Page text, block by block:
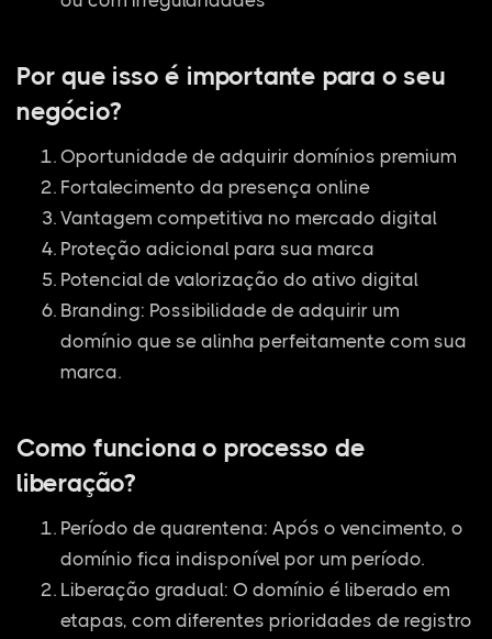
Por que isso é importante para o seu
negócio?
Oportunidade de adquirir domínios premium
Fortalecimento da presença online
Vantagem competitiva no mercado digital
Proteção adicional para sua marca
Potencial de valorização do ativo digital
Branding: Possibilidade de adquirir um
domínio que se alinha perfeitamente com sua
marca.
Como funciona o processo de
liberação?
Período de quarentena: Após o vencimento, o
domínio fica indisponível por um período.
Liberação gradual: O domínio é liberado em
etapas, com diferentes prioridades de registro